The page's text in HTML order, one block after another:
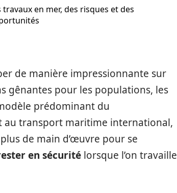
travaux en mer, des risques et des
de manière impressionnante sur
gênantes pour les populations, les
prédominant du
au transport maritime international,
de main d’œuvre pour se
en sécurité lorsque l’on travaille